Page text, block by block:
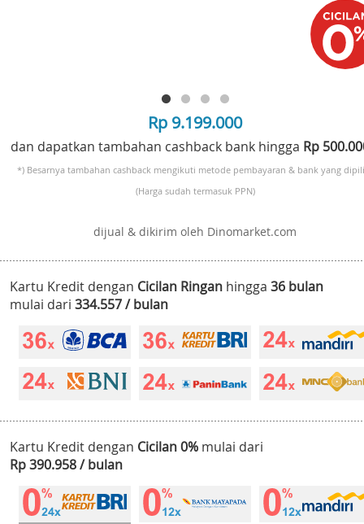
Rp 9.199.000
dan dapatkan tambahan cashback bank hingga Rp
*) Besarnya tambahan cashback mengikuti metode pembayaran & bank yang
(Harga sudah termasuk PPN)
dijual & dikirim oleh Dinomarket.com
Kartu Kredit dengan Cicilan Ringan hingga 36 bulan
mulai dari 334.557 / bulan
Kartu Kredit dengan Cicilan 0% mulai dari
Rp 390.958 / bulan